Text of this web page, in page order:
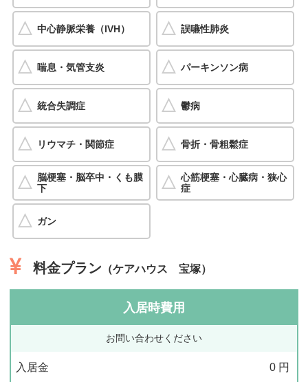
中心静脈栄養（IVH） 誤嚥性肺炎
喘息・気管支炎 パーキンソン病
統合失調症 鬱病
リウマチ・関節症 骨折・骨粗鬆症
脳梗塞・脳卒中・くも膜
下
心筋梗塞・心臓病・狭心
症
ガン
料金プラン （ケアハウス 宝塚）
入居時費用
お問い合わせください
入居金 0 円